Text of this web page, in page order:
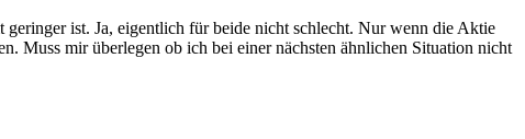
geringer ist. Ja, eigentlich für beide nicht schlecht. Nur wenn die Aktie
Muss mir überlegen ob ich bei einer nächsten ähnlichen Situation nicht